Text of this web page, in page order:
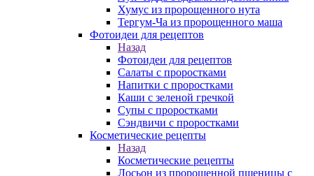
Хумус из пророщенного нута
Тергум-Ча из пророщенного маша
Фотоидеи для рецептов
Назад
Фотоидеи для рецептов
Салаты с проростками
Напитки с проростками
Каши с зеленой гречкой
Супы с проростками
Сэндвичи с проростками
Косметические рецепты
Назад
Косметические рецепты
Лосьон из пророщенной пшеницы с